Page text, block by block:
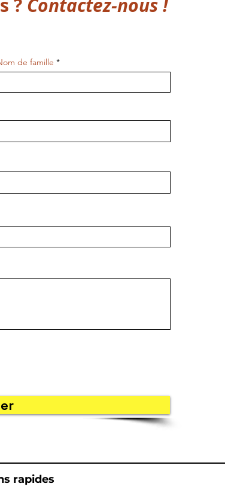
? Contactez-nous !
de famille
rapides